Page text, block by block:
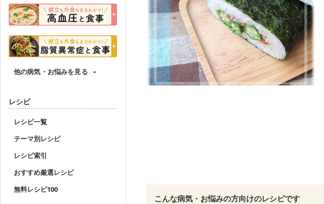
他の病気・お悩みを見る
レシピ
レシピ一覧
テーマ別レシピ
レシピ索引
おすすめ厳選レシピ
無料レシピ100
こんな病気・お悩みの方向けのレシピです